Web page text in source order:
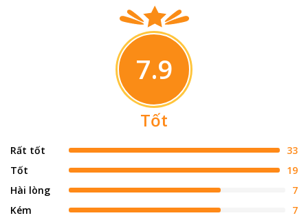
7.9
Tốt
Rất tốt
33
Tốt
19
Hài lòng
7
Kém
7